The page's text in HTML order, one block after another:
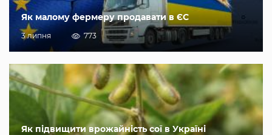
Як малому фермеру продавати в ЄС
3 липня 773
Як підвищити врожайність сої в Україні